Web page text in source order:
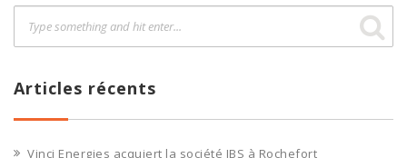
Articles récents
Vinci Energies acquiert la société IBS à Rochefort